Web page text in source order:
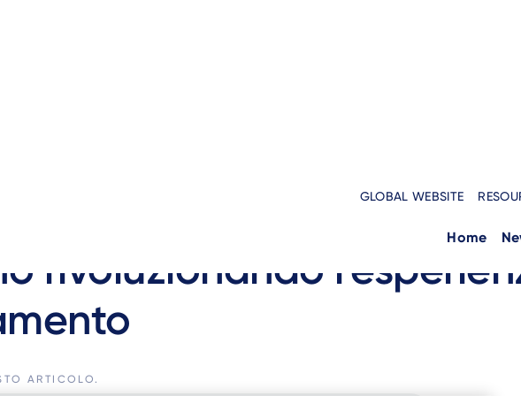
GLOBAL WEBSITE
Home
nel settore Retail in
rivoluzionando
ARTICOLO.